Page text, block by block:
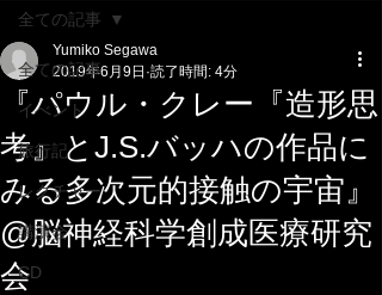
全ての記事
イべント
旅行記
レクチャー
講演会
CD
全ての記事
『パウル・クレー『造形思
考』とJ.S.バッハの作品に
みる多次元的接触の宇宙』
@脳神経科学創成医療研究
会
Yumiko Segawa
2019年6月9日 読了時間: 4分